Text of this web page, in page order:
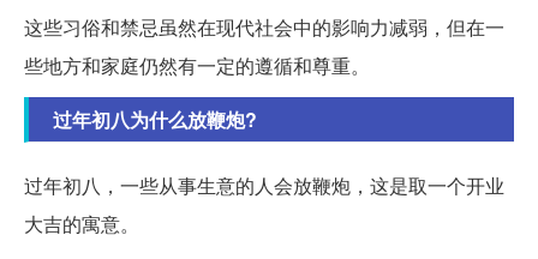
这些习俗和禁忌虽然在现代社会中的影响力减弱，但在一
些地方和家庭仍然有一定的遵循和尊重。
过年初八为什么放鞭炮?
过年初八，一些从事生意的人会放鞭炮，这是取一个开业
大吉的寓意。